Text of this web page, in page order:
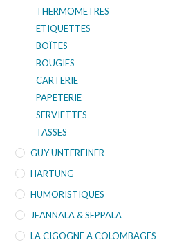
THERMOMETRES
ETIQUETTES
BOÎTES
BOUGIES
CARTERIE
PAPETERIE
SERVIETTES
TASSES
GUY UNTEREINER
HARTUNG
HUMORISTIQUES
JEANNALA & SEPPALA
LA CIGOGNE A COLOMBAGES